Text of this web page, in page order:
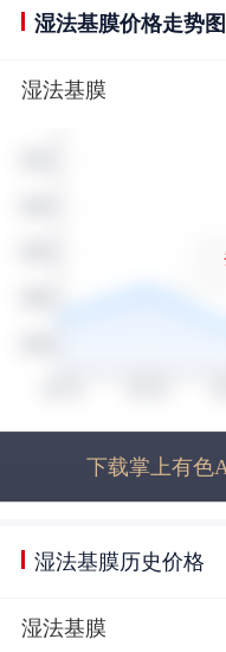
湿法基膜价格走势图
湿法基膜
下载掌上有色
湿法基膜历史价格
湿法基膜